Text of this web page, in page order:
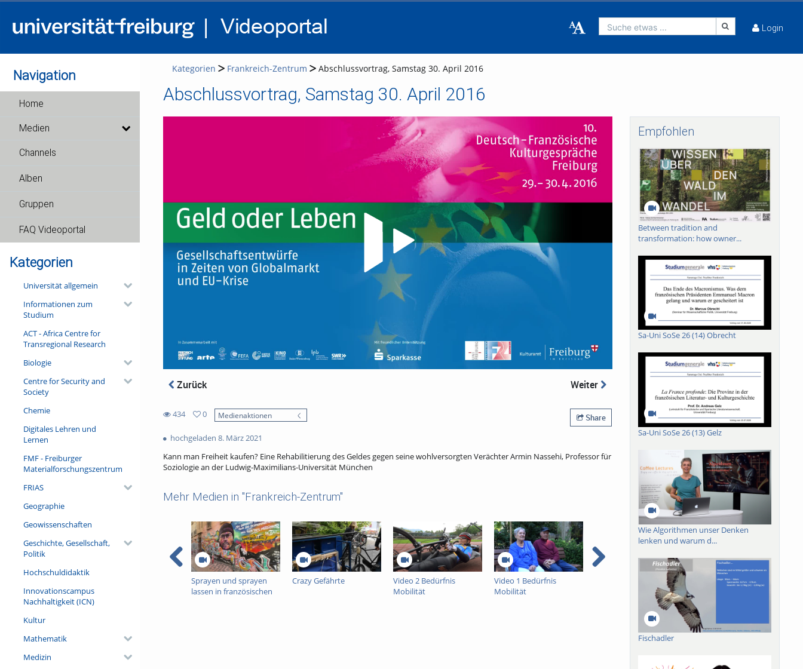
Suche etwas ... Login
Navigation
Home
Medien
Channels
Alben
Gruppen
FAQ Videoportal
Kategorien
Universität allgemein
Informationen zum
Studium
ACT - Africa Centre for
Transregional Research
Biologie
Centre for Security and
Society
Chemie
Digitales Lehren und
Lernen
FMF - Freiburger
Materialforschungszentrum
FRIAS
Geographie
Geowissenschaften
Geschichte, Gesellschaft,
Politik
Hochschuldidaktik
Innovationscampus
Nachhaltigkeit (ICN)
Kultur
Mathematik
Medizin
Kategorien Frankreich-Zentrum Abschlussvortrag, Samstag 30. April 2016
Abschlussvortrag, Samstag 30. April 2016
Video abspielen
Zurück Weiter
434
views
0
favorites
Medienaktionen
Share
hochgeladen 8. März 2021
Kann man Freiheit kaufen? Eine Rehabilitierung des Geldes gegen seine wohlversorgten Verächter Armin Nassehi, Professor für
Soziologie an der Ludwig-Maximilians-Universität München
Mehr Medien in "Frankreich-Zentrum"
Sprayen und sprayen
lassen in französischen
Crazy Gefährte
Video 2 Bedürfnis
Mobilität
Video 1 Bedürfnis
Mobilität
Grundeinkommen für
freie Kulturschaffende
Landwirtin im Elsass
Empfohlen
Between tradition and
transformation: how owner...
Sa-Uni SoSe 26 (14) Obrecht
Sa-Uni SoSe 26 (13) Gelz
Wie Algorithmen unser Denken
lenken und warum d...
Fischadler